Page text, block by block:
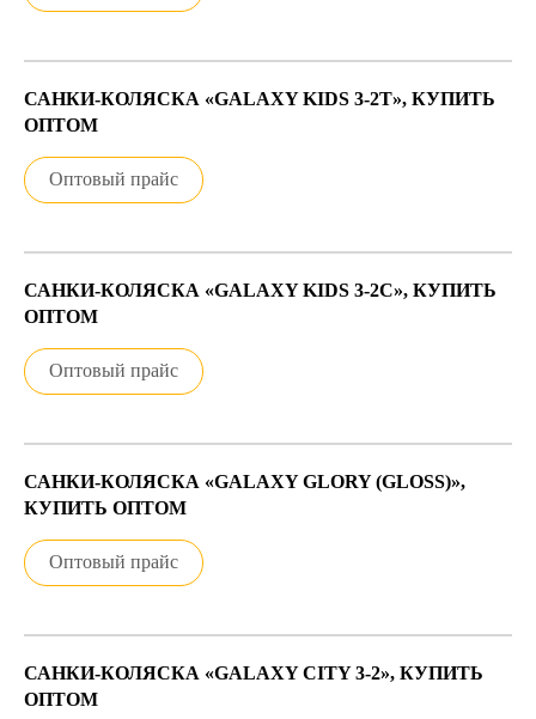
САНКИ-КОЛЯСКА «GALAXY KIDS 3-2Т», КУПИТЬ
ОПТОМ
Оптовый прайс
САНКИ-КОЛЯСКА «GALAXY KIDS 3-2С», КУПИТЬ
ОПТОМ
Оптовый прайс
САНКИ-КОЛЯСКА «GALAXY GLORY (GLOSS)»,
КУПИТЬ ОПТОМ
Оптовый прайс
САНКИ-КОЛЯСКА «GALAXY CITY 3-2», КУПИТЬ
ОПТОМ